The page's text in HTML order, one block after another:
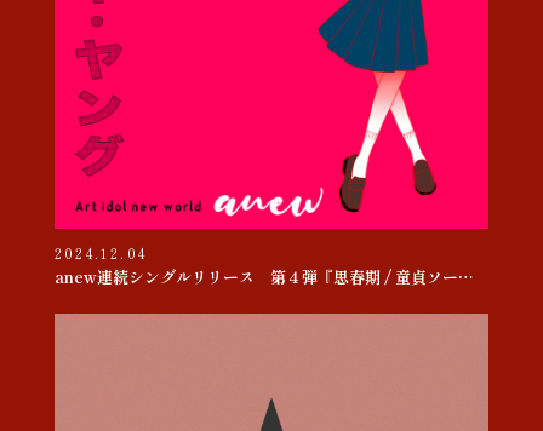
2024.12.04
anew連続シングルリリース 第４弾『思春期 / 童貞ソー・ヤング』